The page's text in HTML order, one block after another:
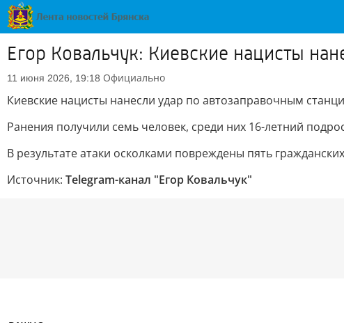
Егор Ковальчук: Киевские нацисты
11 июня 2026, 19:18 Официально
Киевские нацисты нанесли удар по автозаправочным
Ранения получили семь человек, среди них 16-летний
В результате атаки осколками повреждены пять
Источник: Telegram-канал "Егор Ковальчук"